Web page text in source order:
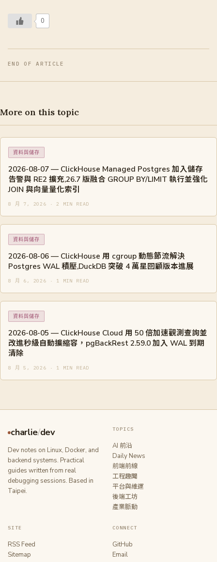
0
END OF ARTICLE
More on this topic
資料與儲存
2026-08-07 — ClickHouse Managed Postgres 加入儲存
告警與 RE2 擴充,26.7 版融合 GROUP BY/LIMIT 執行並強化
JOIN 與向量量化索引
8 月 7, 2026 · 2 MIN READ
資料與儲存
2026-08-06 — ClickHouse 用 cgroup 動態節流解決
Postgres WAL 積壓,DuckDB 突破 4 萬星回顧版本進展
8 月 6, 2026 · 1 MIN READ
資料與儲存
2026-08-05 — ClickHouse Cloud 用 50 倍加速觀測查詢並
改進秒級自動擴縮容，pgBackRest 2.59.0 加入 WAL 到期
清除
8 月 5, 2026 · 1 MIN READ
charlie/dev
Dev notes on Linux, Docker, and
backend systems. Practical
guides written from real
debugging sessions. Based in
Taipei.
TOPICS
AI 前沿
Daily News
前端前線
工程趣聞
平台與維運
後端工坊
產業脈動
SITE
RSS Feed
Sitemap
CONNECT
GitHub
Email